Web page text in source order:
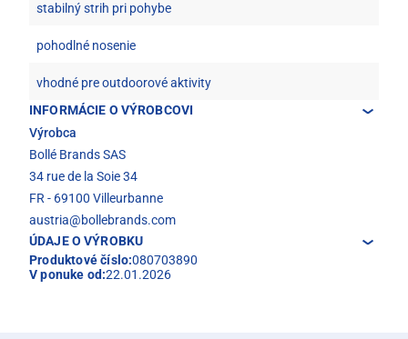
stabilný strih pri pohybe
pohodlné nosenie
vhodné pre outdoorové aktivity
INFORMÁCIE O VÝROBCOVI
Výrobca
Bollé Brands SAS
34 rue de la Soie 34
FR - 69100 Villeurbanne
austria@bollebrands.com
ÚDAJE O VÝROBKU
Produktové číslo:080703890
V ponuke od:22.01.2026